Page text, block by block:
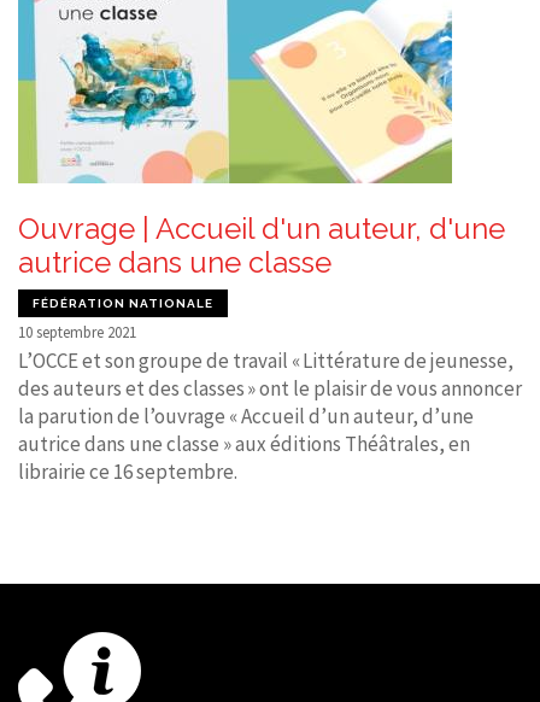
Ouvrage | Accueil d'un auteur, d'une
autrice dans une classe
FÉDÉRATION NATIONALE
10 septembre 2021
L’OCCE et son groupe de travail « Littérature de jeunesse,
des auteurs et des classes » ont le plaisir de vous annoncer
la parution de l’ouvrage « Accueil d’un auteur, d’une
autrice dans une classe » aux éditions Théâtrales, en
librairie ce 16 septembre.